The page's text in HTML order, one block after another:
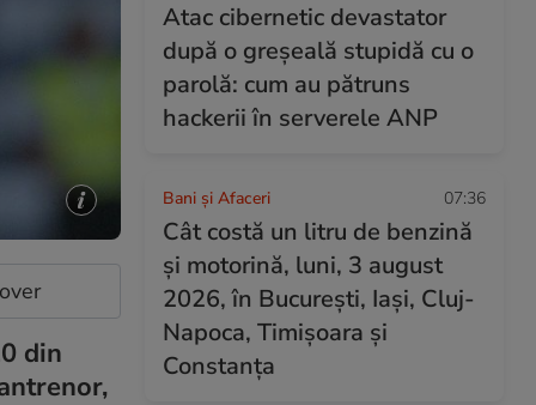
din
Atac cibernetic devastator
după o greșeală stupidă cu o
parolă: cum au pătruns
hackerii în serverele ANP
Bani și Afaceri 07:36
Cât costă un litru de benzină
și motorină, luni, 3 august
2026, în București, Iași, Cluj-
Napoca, Timișoara și
Constanța